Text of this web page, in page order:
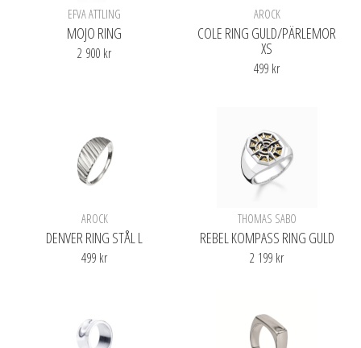
EFVA ATTLING
MOJO RING
2 900 kr
AROCK
COLE RING GULD/PÄRLEMOR
XS
499 kr
AROCK
DENVER RING STÅL L
499 kr
THOMAS SABO
REBEL KOMPASS RING GULD
2 199 kr